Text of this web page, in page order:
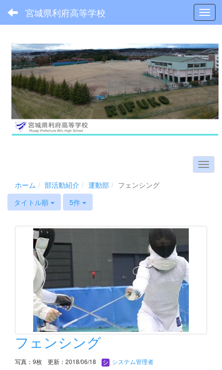
宮城県利府高等学校
ホーム 部活動紹介 運動部
フェンシング
タイトル順
5件
フェンシング
写真：9枚 更新：2018/06/18 システム管理者